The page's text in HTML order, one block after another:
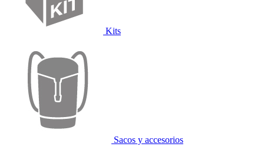
Kits
Sacos y accesorios